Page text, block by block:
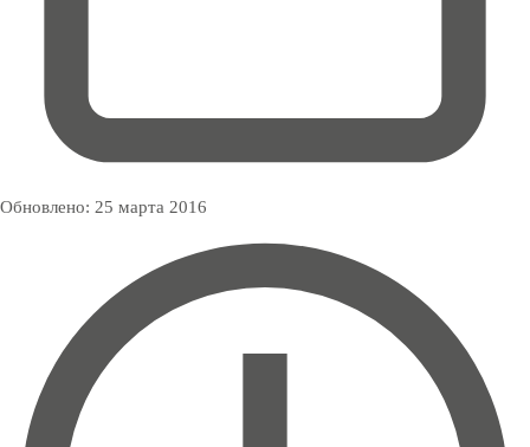
Обновлено: 25 марта 2016